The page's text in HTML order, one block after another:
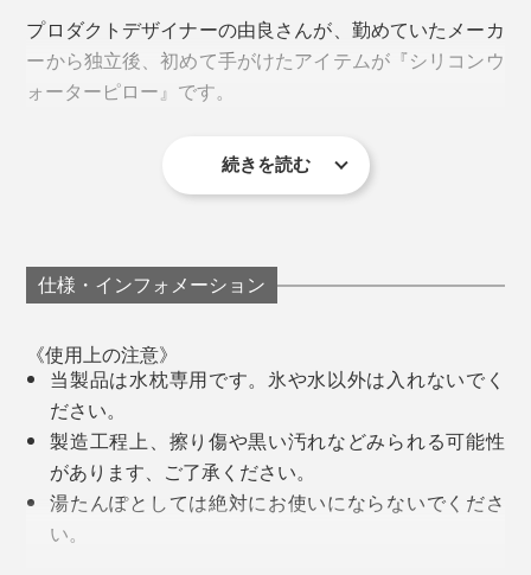
庫を確保できたほどです。この機会、お見逃しなく。
使い方は、氷と水を入れる、昔ながらの「水枕」といっ
しょ。
ゴム製が多かった、従来の水枕を、ゴムアレルギーや、
ゴムのニオイ・劣化対策として、シリコン製に替えまし
プロダクトデザイナーの由良さんが、勤めていたメーカ
ーから独立後、初めて手がけたアイテムが『シリコンウ
ォーターピロー』です。
「水枕は、1900年頃に生まれて以来、ほぼ形が変わっ
続きを読む
仕様・インフォメーション
《使用上の注意》
当製品は水枕専用です。氷や水以外は入れないでく
ださい。
製造工程上、擦り傷や黒い汚れなどみられる可能性
があります、ご了承ください。
湯たんぽとしては絶対にお使いにならないでくださ
い。